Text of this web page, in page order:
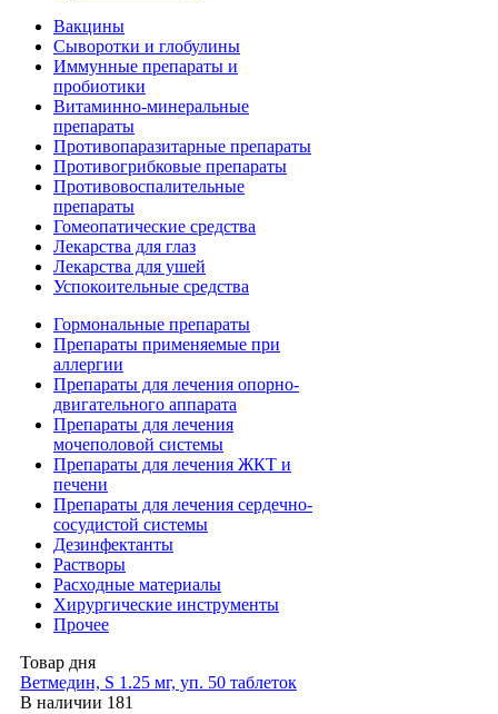
Вакцины
Сыворотки и глобулины
Иммунные препараты и
пробиотики
Витаминно-минеральные
препараты
Противопаразитарные препараты
Противогрибковые препараты
Противовоспалительные
препараты
Гомеопатические средства
Лекарства для глаз
Лекарства для ушей
Успокоительные средства
Гормональные препараты
Препараты применяемые при
аллергии
Препараты для лечения опорно-
двигательного аппарата
Препараты для лечения
мочеполовой системы
Препараты для лечения ЖКТ и
печени
Препараты для лечения сердечно-
сосудистой системы
Дезинфектанты
Растворы
Расходные материалы
Хирургические инструменты
Прочее
Товар дня
Ветмедин, S 1.25 мг, уп. 50 таблеток
В наличии 181